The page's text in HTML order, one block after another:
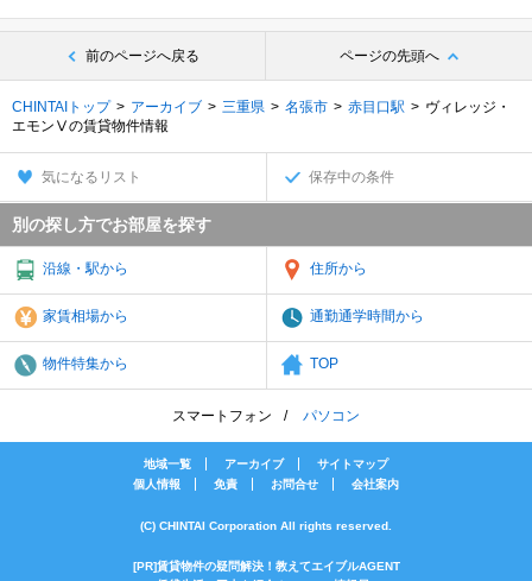
前のページへ戻る ページの先頭へ
CHINTAIトップ アーカイブ 三重県 名張市 赤目口駅
ヴィレッジ・
エモンⅤの賃貸物件情報
気になるリスト 保存中の条件
別の探し方でお部屋を探す
沿線・駅から 住所から
家賃相場から 通勤通学時間から
物件特集から TOP
スマートフォン パソコン
地域一覧 アーカイブ
サイトマップ
個人情報
免責 お問合せ 会社案内
(C) CHINTAI Corporation All rights reserved.
[PR]賃貸物件の疑問解決！教えてエイブルAGENT